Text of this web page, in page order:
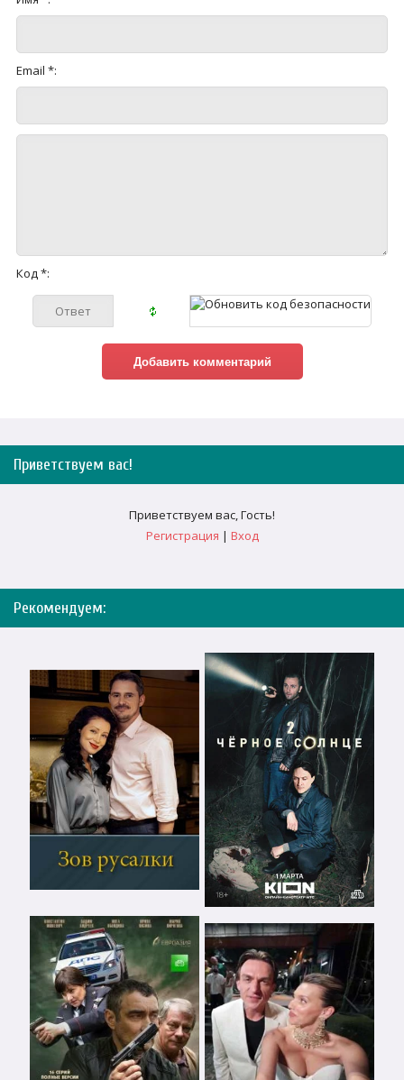
Email *:
Код *:
Приветствуем вас!
Приветствуем вас,Гость!
Регистрация | Вход
Рекомендуем: